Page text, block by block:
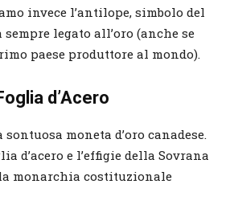
invece l’antilope, simbolo del
sempre legato all’oro (anche se
paese produttore al mondo).
d’Acero
moneta d’oro canadese.
d’acero e l’effigie della Sovrana
monarchia costituzionale